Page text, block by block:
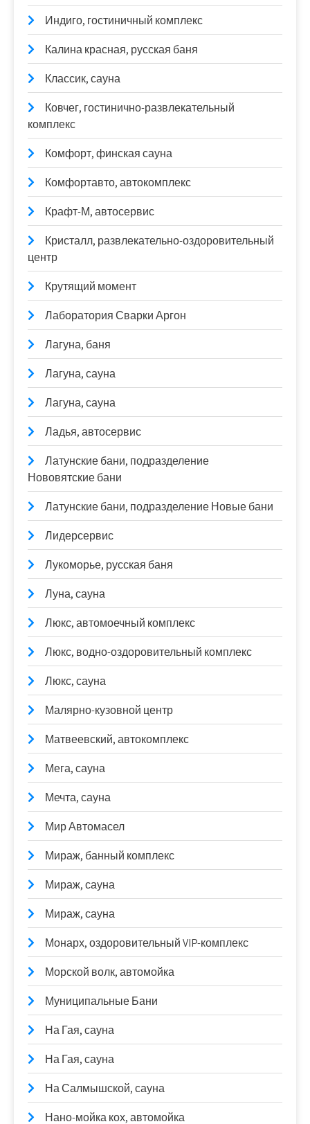
Индиго, гостиничный комплекс
Калина красная, русская баня
Классик, сауна
Ковчег, гостинично-развлекательный
комплекс
Комфорт, финская сауна
Комфортавто, автокомплекс
Крафт-М, автосервис
Кристалл, развлекательно-оздоровительный
центр
Крутящий момент
Лаборатория Сварки Аргон
Лагуна, баня
Лагуна, сауна
Лагуна, сауна
Ладья, автосервис
Латунские бани, подразделение
Нововятские бани
Латунские бани, подразделение Новые бани
Лидерсервис
Лукоморье, русская баня
Луна, сауна
Люкс, автомоечный комплекс
Люкс, водно-оздоровительный комплекс
Люкс, сауна
Малярно-кузовной центр
Матвеевский, автокомплекс
Мега, сауна
Мечта, сауна
Мир Автомасел
Мираж, банный комплекс
Мираж, сауна
Мираж, сауна
Монарх, оздоровительный VIP-комплекс
Морской волк, автомойка
Муниципальные Бани
На Гая, сауна
На Гая, сауна
На Салмышской, сауна
Нано-мойка кох, автомойка